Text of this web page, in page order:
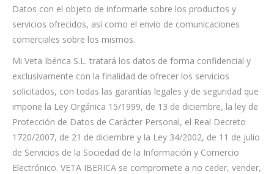
Datos con el objeto de informarle sobre los productos y
servicios ofrecidos, así como el envío de comunicaciones
comerciales sobre los mismos.
Mi Veta Ibérica S.L. tratará los datos de forma confidencial y
exclusivamente con la finalidad de ofrecer los servicios
solicitados, con todas las garantías legales y de seguridad que
impone la Ley Orgánica 15/1999, de 13 de diciembre, la ley de
Protección de Datos de Carácter Personal, el Real Decreto
1720/2007, de 21 de diciembre y la Ley 34/2002, de 11 de julio
de Servicios de la Sociedad de la Información y Comercio
Electrónico. VETA IBERICA se compromete a no ceder, vender,